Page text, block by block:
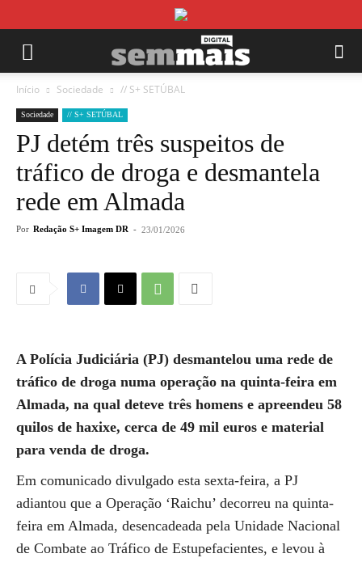
Início Sociedade // S+ SETÚBAL
Sociedade // S+ SETÚBAL
PJ detém três suspeitos de
tráfico de droga e desmantela
rede em Almada
Por Redação S+ Imagem DR - 23/01/2026
A Polícia Judiciária (PJ) desmantelou uma rede de
tráfico de droga numa operação na quinta-feira em
Almada, na qual deteve três homens e apreendeu 58
quilos de haxixe, cerca de 49 mil euros e material
para venda de droga.
Em comunicado divulgado esta sexta-feira, a PJ
adiantou que a Operação ‘Raichu’ decorreu na quinta-
feira em Almada, desencadeada pela Unidade Nacional
de Combate ao Tráfico de Estupefacientes, e levou à